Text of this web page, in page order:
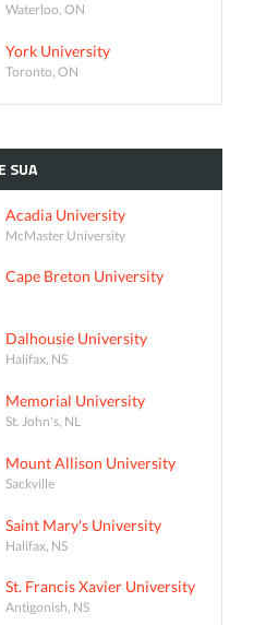
Waterloo, ON
York University
Toronto, ON
SUA
Acadia University
McMaster University
Cape Breton University
Dalhousie University
Halifax, NS
Memorial University
St. John's, NL
Mount Allison University
Sackville
Saint Mary's University
Halifax, NS
St. Francis Xavier University
Antigonish, NS